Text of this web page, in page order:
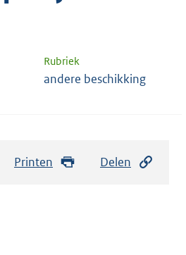
Rubriek
andere beschikking
Printen Delen